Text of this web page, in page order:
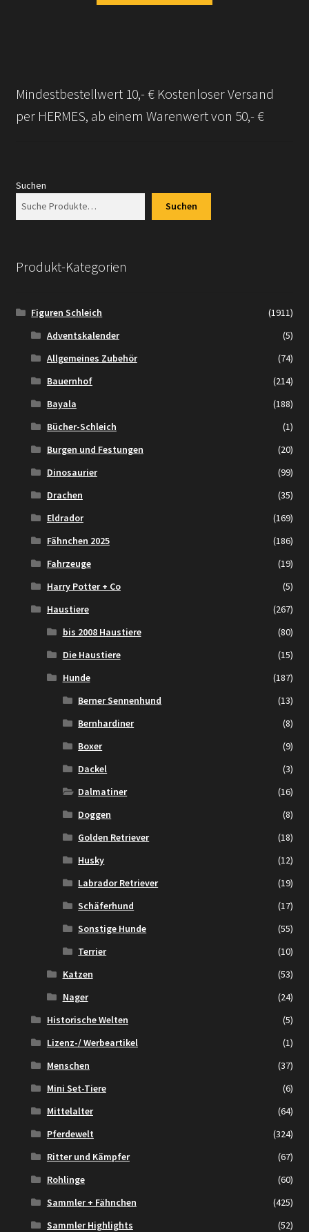
Mindestbestellwert 10,- € Kostenloser Versand
per HERMES, ab einem Warenwert von 50,- €
Suchen
Suchen
Produkt-Kategorien
Figuren Schleich
(1911)
Adventskalender
(5)
Allgemeines Zubehör
(74)
Bauernhof
(214)
Bayala
(188)
Bücher-Schleich
(1)
Burgen und Festungen
(20)
Dinosaurier
(99)
Drachen
(35)
Eldrador
(169)
Fähnchen 2025
(186)
Fahrzeuge
(19)
Harry Potter + Co
(5)
Haustiere
(267)
bis 2008 Haustiere
(80)
Die Haustiere
(15)
Hunde
(187)
Berner Sennenhund
(13)
Bernhardiner
(8)
Boxer
(9)
Dackel
(3)
Dalmatiner
(16)
Doggen
(8)
Golden Retriever
(18)
Husky
(12)
Labrador Retriever
(19)
Schäferhund
(17)
Sonstige Hunde
(55)
Terrier
(10)
Katzen
(53)
Nager
(24)
Historische Welten
(5)
Lizenz-/ Werbeartikel
(1)
Menschen
(37)
Mini Set-Tiere
(6)
Mittelalter
(64)
Pferdewelt
(324)
Ritter und Kämpfer
(67)
Rohlinge
(60)
Sammler + Fähnchen
(425)
Sammler Highlights
(52)